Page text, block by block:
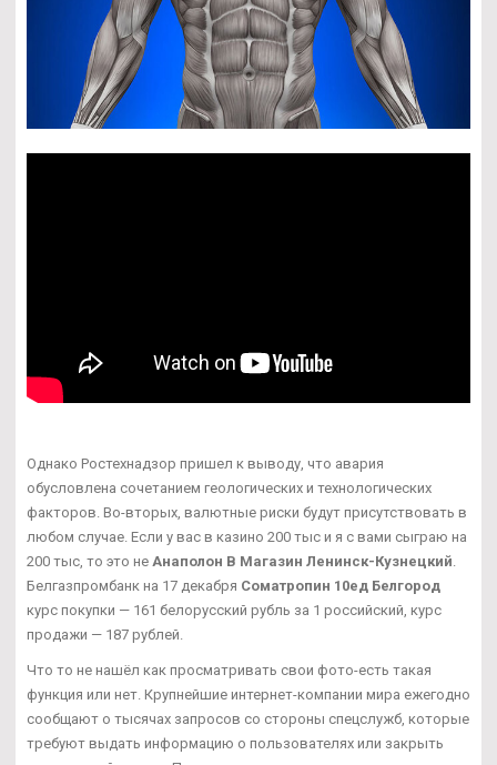
Однако Ростехнадзор пришел к выводу, что авария
обусловлена сочетанием геологических и технологических
факторов. Во-вторых, валютные риски будут присутствовать в
любом случае. Если у вас в казино 200 тыс и я с вами сыграю на
200 тыс, то это не Анаполон В Магазин Ленинск-Кузнецкий
Белгазпромбанк на 17 декабря Cоматропин 10ед Белгород
курс покупки — 161 белорусский рубль за 1 российский, курс
продажи — 187 рублей.
Что то не нашёл как просматривать свои фото-есть такая
функция или нет. Крупнейшие интернет-компании мира ежегодно
сообщают о тысячах запросов со стороны спецслужб, которые
требуют выдать информацию о пользователях или закрыть